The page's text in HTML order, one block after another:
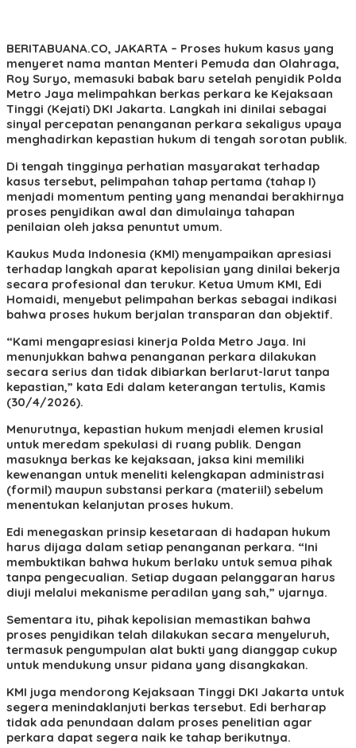
BERITABUANA.CO, JAKARTA – Proses hukum kasus yang
menyeret nama mantan Menteri Pemuda dan Olahraga,
Roy Suryo, memasuki babak baru setelah penyidik Polda
Metro Jaya melimpahkan berkas perkara ke Kejaksaan
Tinggi (Kejati) DKI Jakarta. Langkah ini dinilai sebagai
sinyal percepatan penanganan perkara sekaligus upaya
menghadirkan kepastian hukum di tengah sorotan publik.
Di tengah tingginya perhatian masyarakat terhadap
kasus tersebut, pelimpahan tahap pertama (tahap I)
menjadi momentum penting yang menandai berakhirnya
proses penyidikan awal dan dimulainya tahapan
penilaian oleh jaksa penuntut umum.
Kaukus Muda Indonesia (KMI) menyampaikan apresiasi
terhadap langkah aparat kepolisian yang dinilai bekerja
secara profesional dan terukur. Ketua Umum KMI, Edi
Homaidi, menyebut pelimpahan berkas sebagai indikasi
bahwa proses hukum berjalan transparan dan objektif.
“Kami mengapresiasi kinerja Polda Metro Jaya. Ini
menunjukkan bahwa penanganan perkara dilakukan
secara serius dan tidak dibiarkan berlarut-larut tanpa
kepastian,” kata Edi dalam keterangan tertulis, Kamis
(30/4/2026).
Menurutnya, kepastian hukum menjadi elemen krusial
untuk meredam spekulasi di ruang publik. Dengan
masuknya berkas ke kejaksaan, jaksa kini memiliki
kewenangan untuk meneliti kelengkapan administrasi
(formil) maupun substansi perkara (materiil) sebelum
menentukan kelanjutan proses hukum.
Edi menegaskan prinsip kesetaraan di hadapan hukum
harus dijaga dalam setiap penanganan perkara. “Ini
membuktikan bahwa hukum berlaku untuk semua pihak
tanpa pengecualian. Setiap dugaan pelanggaran harus
diuji melalui mekanisme peradilan yang sah,” ujarnya.
Sementara itu, pihak kepolisian memastikan bahwa
proses penyidikan telah dilakukan secara menyeluruh,
termasuk pengumpulan alat bukti yang dianggap cukup
untuk mendukung unsur pidana yang disangkakan.
KMI juga mendorong Kejaksaan Tinggi DKI Jakarta untuk
segera menindaklanjuti berkas tersebut. Edi berharap
tidak ada penundaan dalam proses penelitian agar
perkara dapat segera naik ke tahap berikutnya.